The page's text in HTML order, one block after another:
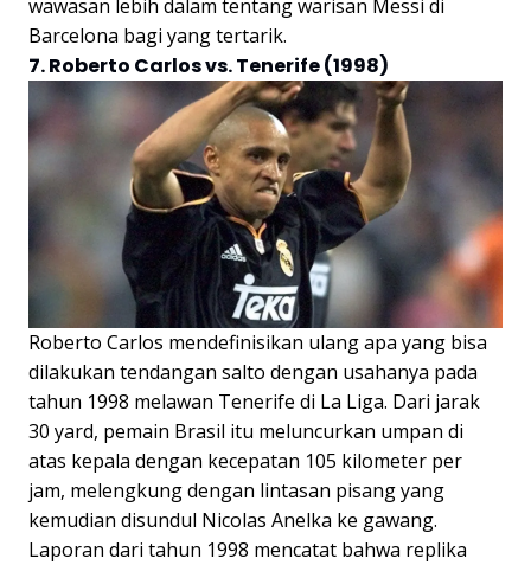
wawasan lebih dalam tentang warisan Messi di
Barcelona bagi yang tertarik.
7. Roberto Carlos vs. Tenerife (1998)
Roberto Carlos mendefinisikan ulang apa yang bisa
dilakukan tendangan salto dengan usahanya pada
tahun 1998 melawan Tenerife di La Liga. Dari jarak
30 yard, pemain Brasil itu meluncurkan umpan di
atas kepala dengan kecepatan 105 kilometer per
jam, melengkung dengan lintasan pisang yang
kemudian disundul Nicolas Anelka ke gawang.
Laporan dari tahun 1998 mencatat bahwa replika